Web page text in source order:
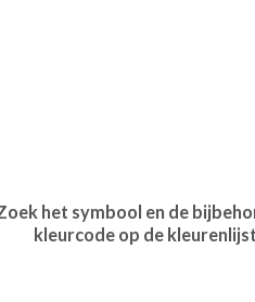
het symbool en de
kleurcode op de